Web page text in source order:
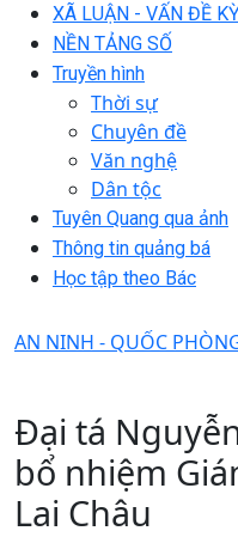
XÃ LUẬN - VẤN ĐỀ
NỀN TẢNG SỐ
Truyền hình
Thời sự
Chuyên đề
Văn nghệ
Dân tộc
Tuyên Quang qua ảnh
Thông tin quảng bá
Học tập theo Bác
AN NINH - QUỐC
Đại tá
bổ nhiệm
Lai Châu